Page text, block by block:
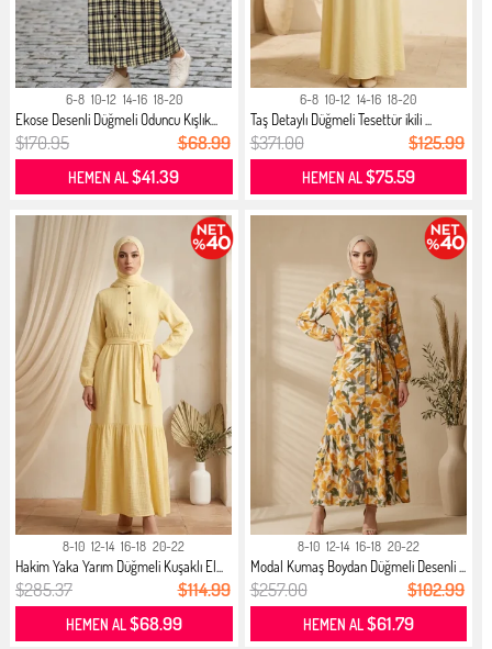
6-8 10-12 14-16 18-20
Ekose Desenli Düğmeli Oduncu Kışlık...
$170.95 $68.99
HEMEN AL$41.39
6-8 10-12 14-16 18-20
Taş Detaylı Düğmeli Tesettür ikili ...
$371.00 $125.99
HEMEN AL$75.59
8-10 12-14 16-18 20-22
Hakim Yaka Yarım Düğmeli Kuşaklı El...
$285.37 $114.99
HEMEN AL$68.99
8-10 12-14 16-18 20-22
Modal Kumaş Boydan Düğmeli Desenli ...
$257.00 $102.99
HEMEN AL$61.79